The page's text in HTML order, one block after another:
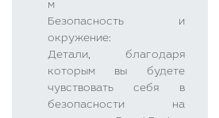
м
Безопасность и
окружение:
Детали, благодаря
которым вы будете
чувствовать себя в
безопасности на